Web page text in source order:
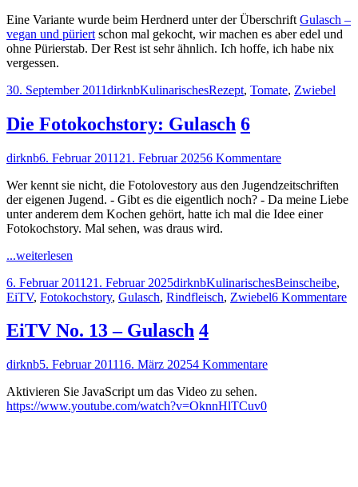
Eine Variante wurde beim Herdnerd unter der Überschrift Gulasch –
vegan und püriert schon mal gekocht, wir machen es aber edel und
ohne Pürierstab. Der Rest ist sehr ähnlich. Ich hoffe, ich habe nix
vergessen.
Veröffentlicht
30. September 2011Autor
dirknbKategorien
KulinarischesSchlagwörter
Rezept, Tomate, Zwiebel
Die Fotokochstory: Gulasch 6
Autor
dirknbVeröffentlicht
6. Februar 2011 21. Februar 20256 Kommentarezu
Fotokochstory:
Gulasch
Wer kennt sie nicht, die Fotolovestory aus den Jugendzeitschriften
der eigenen Jugend. - Gibt es die eigentlich noch? - Da meine Liebe
unter anderem dem Kochen gehört, hatte ich mal die Idee einer
Fotokochstory. Mal sehen, was draus wird.
...weiterlesen
Gulasch"
Veröffentlicht
am
6. Februar 2011 21. Februar 2025Autor
dirknbKategorien
KulinarischesSchlagwörter
Beinscheibe,
EiTV, Fotokochstory, Gulasch, Rindfleisch, Zwiebel6 Kommentarezu
EiTV No. 13 – Gulasch 4
Autor
dirknbVeröffentlicht
5. Februar 201116. März 20254 Kommentarezu
Aktivieren Sie JavaScript um das Video zu sehen.
https://www.youtube.com/watch?v=OknnHlTCuv0